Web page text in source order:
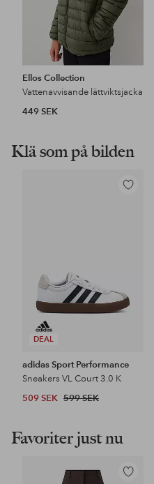
Ellos Collection
Vattenavvisande lättviktsjacka
449 SEK
Klä som på bilden
DEAL
Lägg
adidas Sport Performance
Sneakers VL Court 3.0 K
509 SEK 599 SEK
Favoriter just nu
Lägg